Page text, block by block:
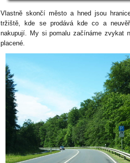
Vlastně skončí město a hned jsou
tržiště, kde se prodává kde co a
nakupují. My si pomalu začínáme zvykat
placené.